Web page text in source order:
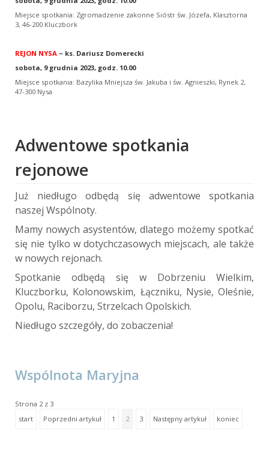
Miejsce spotkania: Zgromadzenie zakonne Sióstr św. Józefa, Klasztorna
3, 46-200 Kluczbork
REJON NYSA – ks. Dariusz Domerecki
sobota, 9 grudnia 2023, godz. 10.00
Miejsce spotkania: Bazylika Mniejsza św. Jakuba i św. Agnieszki, Rynek 2,
47-300 Nysa
Adwentowe spotkania
rejonowe
Już niedługo odbędą się adwentowe spotkania
naszej Wspólnoty.
Mamy nowych asystentów, dlatego możemy spotkać
się nie tylko w dotychczasowych miejscach, ale także
w nowych rejonach.
Spotkanie odbędą się w Dobrzeniu Wielkim,
Kluczborku, Kolonowskim, Łączniku, Nysie, Oleśnie,
Opolu, Raciborzu, Strzelcach Opolskich.
Niedługo szczegóły, do zobaczenia!
Wspólnota Maryjna
Strona 2 z 3
start
Poprzedni artykuł 1 2 3 Następny artykuł koniec